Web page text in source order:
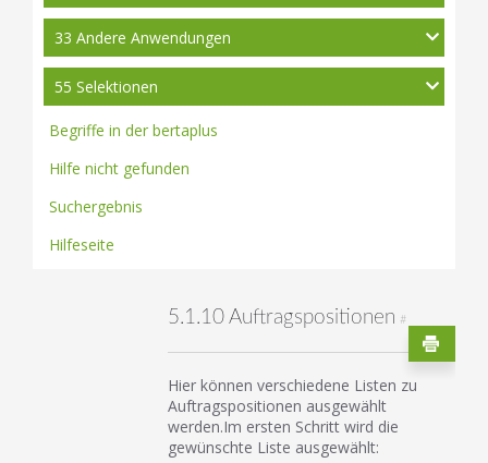
33 Andere Anwendungen
55 Selektionen
Begriffe in der bertaplus
Hilfe nicht gefunden
Suchergebnis
Hilfeseite
5.1.10 Auftragspositionen #
Hier können verschiedene Listen zu
Auftragspositionen ausgewählt
werden.Im ersten Schritt wird die
gewünschte Liste ausgewählt: